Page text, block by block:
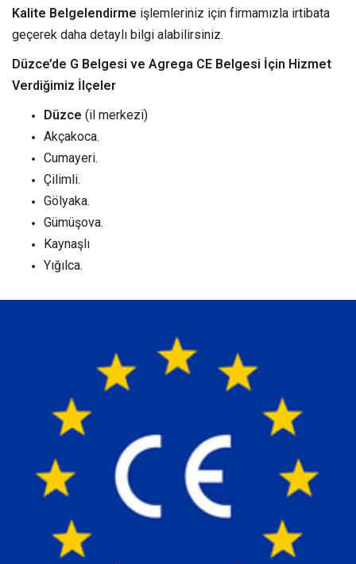
Kalite Belgelendirme işlemleriniz için firmamızla irtibata
geçerek daha detaylı bilgi alabilirsiniz.
Düzce’de G Belgesi ve Agrega CE Belgesi İçin Hizmet
Verdiğimiz İlçeler
Düzce (il merkezi)
Akçakoca.
Cumayeri.
Çilimli.
Gölyaka.
Gümüşova.
Kaynaşlı
Yığılca.